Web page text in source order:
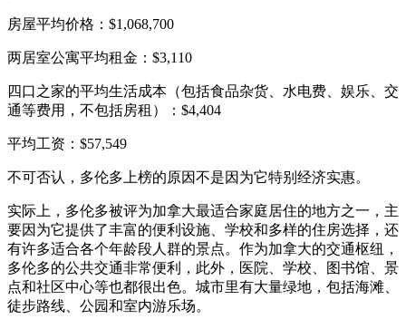
房屋平均价格：$1,068,700
两居室公寓平均租金：$3,110
四口之家的平均生活成本（包括食品杂货、水电费、娱乐、交
通等费用，不包括房租）：$4,404
平均工资：$57,549
不可否认，多伦多上榜的原因不是因为它特别经济实惠。
实际上，多伦多被评为加拿大最适合家庭居住的地方之一，主
要因为它提供了丰富的便利设施、学校和多样的住房选择，还
有许多适合各个年龄段人群的景点。作为加拿大的交通枢纽，
多伦多的公共交通非常便利，此外，医院、学校、图书馆、景
点和社区中心等也都很出色。城市里有大量绿地，包括海滩、
徒步路线、公园和室内游乐场。